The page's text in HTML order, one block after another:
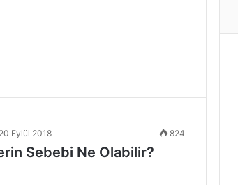
20 Eylül 2018 824
Sebebi Ne Olabilir?